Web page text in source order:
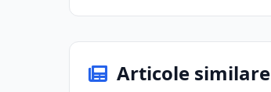
Articole similare